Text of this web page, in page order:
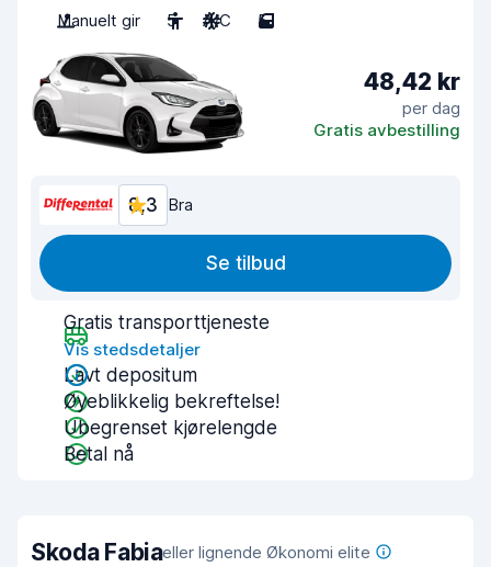
Manuelt gir
5 A/C 5
48,42 kr
per dag
Gratis avbestilling
8,3 Bra
Se tilbud
Gratis transporttjeneste
Vis stedsdetaljer
Lavt depositum
Øyeblikkelig bekreftelse!
Ubegrenset kjørelengde
Betal nå
Skoda Fabiaeller lignende Økonomi elite